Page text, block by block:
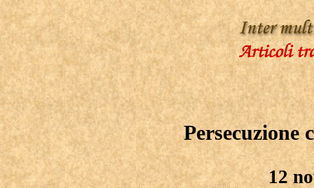
Persecuzione
12